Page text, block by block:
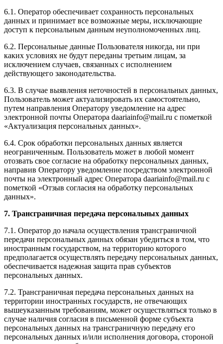
6.1. Оператор обеспечивает сохранность персональных
данных и принимает все возможные меры, исключающие
доступ к персональным данным неуполномоченных лиц.
6.2. Персональные данные Пользователя никогда, ни при
каких условиях не будут переданы третьим лицам, за
исключением случаев, связанных с исполнением
действующего законодательства.
6.3. В случае выявления неточностей в персональных данных,
Пользователь может актуализировать их самостоятельно,
путем направления Оператору уведомление на адрес
электронной почты Оператора daariainfo@mail.ru с пометкой
«Актуализация персональных данных».
6.4. Срок обработки персональных данных является
неограниченным. Пользователь может в любой момент
отозвать свое согласие на обработку персональных данных,
направив Оператору уведомление посредством электронной
почты на электронный адрес Оператора daariainfo@mail.ru с
пометкой «Отзыв согласия на обработку персональных
данных».
7. Трансграничная передача персональных данных
7.1. Оператор до начала осуществления трансграничной
передачи персональных данных обязан убедиться в том, что
иностранным государством, на территорию которого
предполагается осуществлять передачу персональных данных,
обеспечивается надежная защита прав субъектов
персональных данных.
7.2. Трансграничная передача персональных данных на
территории иностранных государств, не отвечающих
вышеуказанным требованиям, может осуществляться только в
случае наличия согласия в письменной форме субъекта
персональных данных на трансграничную передачу его
персональных данных и/или исполнения договора, стороной